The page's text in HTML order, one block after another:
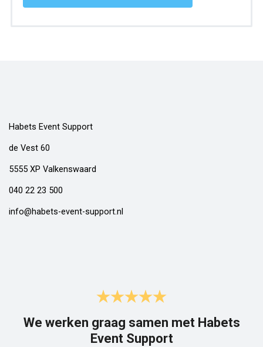
Habets Event Support
de Vest 60
5555 XP Valkenswaard
040 22 23 500
info@habets-event-support.nl
We werken graag samen met Habets
Event Support